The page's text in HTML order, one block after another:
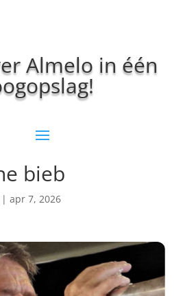
Almelo in één
bieb
apr 7, 2026